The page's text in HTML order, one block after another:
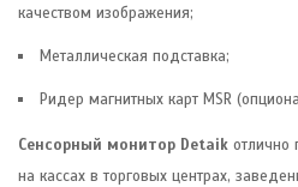
качеством изображения;
Металлическая подставка;
Ридер магнитных карт MSR
Сенсорный монитор Detaik отлично
на кассах в торговых центрах,